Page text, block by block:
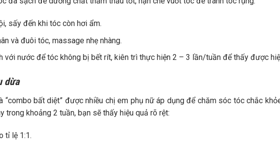
sấy đến khi tóc còn hơi ẩm.
và đuôi tóc, massage nhẹ nhàng.
với nước để tóc không bị bết rít, kiên trì thực hiện 2 – 3 lần/tuần để thấy được
dừa
“combo bất diệt” được nhiều chị em phụ nữ áp dụng để chăm sóc tóc chắc
trong khoảng 2 tuần, bạn sẽ thấy hiệu quả rõ rệt:
tỉ lệ 1:1.